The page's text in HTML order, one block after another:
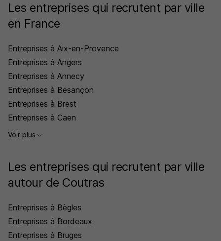
Les entreprises qui recrutent par ville
en France
Entreprises à Aix-en-Provence
Entreprises à Angers
Entreprises à Annecy
Entreprises à Besançon
Entreprises à Brest
Entreprises à Caen
Voir plus
Les entreprises qui recrutent par ville
autour de Coutras
Entreprises à Bègles
Entreprises à Bordeaux
Entreprises à Bruges